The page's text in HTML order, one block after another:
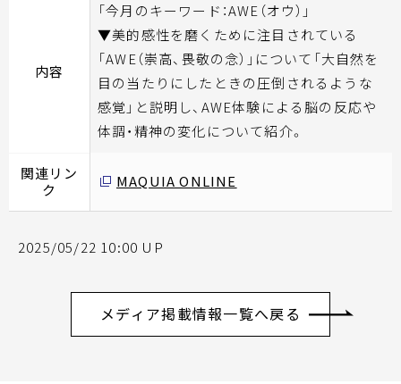
内容
「今月のキーワード：AWE（オウ）」
▼美的感性を磨くために注目されている
「AWE（崇高、畏敬の念）」について「大自然を
目の当たりにしたときの圧倒されるような
感覚」と説明し、AWE体験による脳の反応や
体調・精神の変化について紹介。
関連リン
ク
MAQUIA ONLINE
2025/05/22 10:00 UP
メディア掲載情報一覧へ戻る